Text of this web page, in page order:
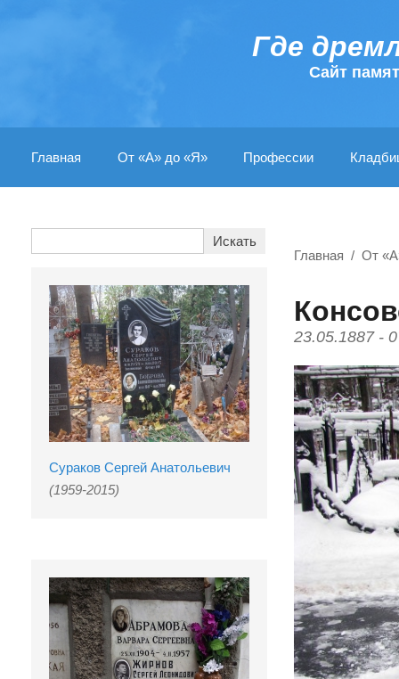
Где
Cайт
Главная От «А» до «Я» Профессии
Сураков Сергей Анатольевич
(1959-2015)
Главная От
23.05.1887 -